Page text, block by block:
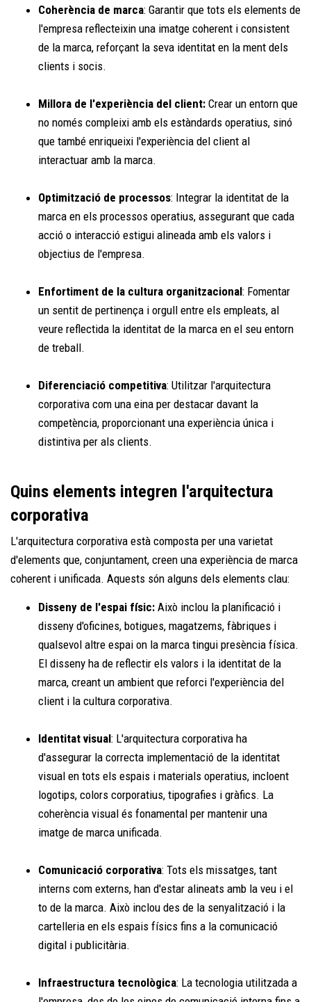
Coherència de marca: Garantir que tots els elements de
l'empresa reflecteixin una imatge coherent i consistent
de la marca, reforçant la seva identitat en la ment dels
clients i socis.
Millora de l'experiència del client: Crear un entorn que
no només compleixi amb els estàndards operatius, sinó
que també enriqueixi l'experiència del client al
interactuar amb la marca.
Optimització de processos: Integrar la identitat de la
marca en els processos operatius, assegurant que cada
acció o interacció estigui alineada amb els valors i
objectius de l'empresa.
Enfortiment de la cultura organitzacional: Fomentar
un sentit de pertinença i orgull entre els empleats, al
veure reflectida la identitat de la marca en el seu entorn
de treball.
Diferenciació competitiva: Utilitzar l'arquitectura
corporativa com una eina per destacar davant la
competència, proporcionant una experiència única i
distintiva per als clients.
Quins elements integren l'arquitectura
corporativa
L'arquitectura corporativa està composta per una varietat
d'elements que, conjuntament, creen una experiència de marca
coherent i unificada. Aquests són alguns dels elements clau:
Disseny de l'espai físic: Això inclou la planificació i
disseny d'oficines, botigues, magatzems, fàbriques i
qualsevol altre espai on la marca tingui presència física.
El disseny ha de reflectir els valors i la identitat de la
marca, creant un ambient que reforci l'experiència del
client i la cultura corporativa.
Identitat visual: L'arquitectura corporativa ha
d'assegurar la correcta implementació de la identitat
visual en tots els espais i materials operatius, incloent
logotips, colors corporatius, tipografies i gràfics. La
coherència visual és fonamental per mantenir una
imatge de marca unificada.
Comunicació corporativa: Tots els missatges, tant
interns com externs, han d'estar alineats amb la veu i el
to de la marca. Això inclou des de la senyalització i la
cartelleria en els espais físics fins a la comunicació
digital i publicitària.
Infraestructura tecnològica: La tecnologia utilitzada a